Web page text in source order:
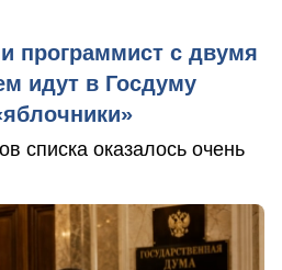
программист с двумя
идут в Госдуму
списка оказалось очень